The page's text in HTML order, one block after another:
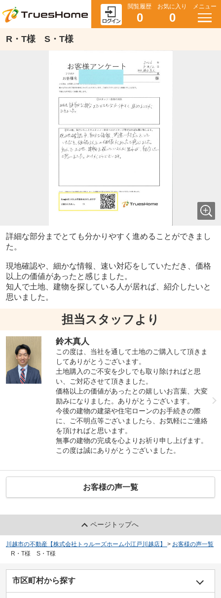
閲覧履歴
0
お気に入り
0
メニュー
R・T様 S・T様
詳細な部分までとても分かりやすく進めることができまし
た。
現地確認や、細かな情報、速い対応をしていただき、価格
以上の価値があったと感じました。
知人で土地、建物を探している人が居れば、紹介したいと
思いました。
担当スタッフより
鈴木真人
この度は、当社を通して土地のご購入して頂きま
してありがとうございます。
土地購入のご不安を少しでも取り除ければと思
い、ご対応させて頂きました。
価格以上の価値があったとの嬉しいお言葉、大変
励みになりました。ありがとうございます。
今後の建物の建築や住宅ローンのお手続きの際
に、ご不明点等ございましたら、お気軽にご連絡
を頂ければと思います。
無事の建物の完成を心よりお祈り申し上げます。
この度は誠にありがとうございました。
お客様の声一覧
ページトップへ
川越市の不動産【株式会社トゥルーズホーム小江戸川越店】 > お客様の声一覧
R・T様 S・T様
市区町村から探す